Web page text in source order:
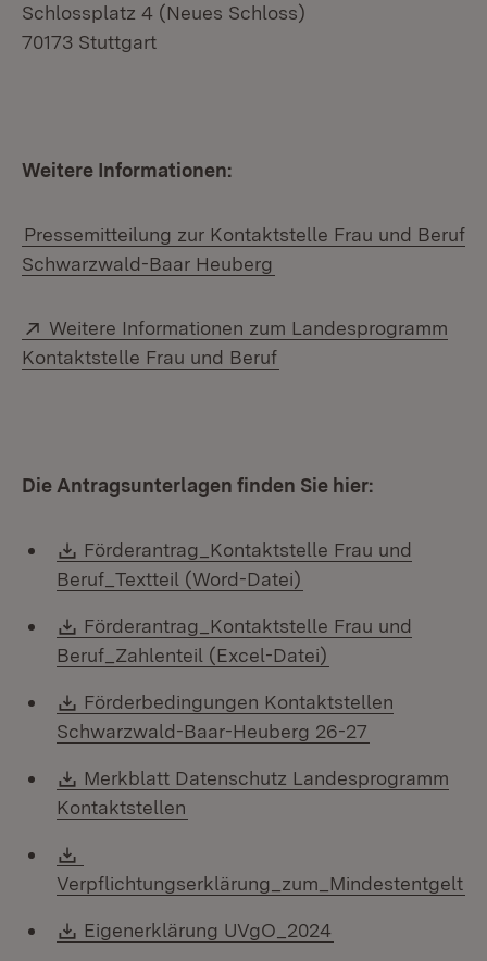
Schlossplatz 4 (Neues Schloss)
70173 Stuttgart
Weitere Informationen:
Pressemitteilung zur Kontaktstelle Frau und Beruf
Schwarzwald-Baar Heuberg
Extern:
Weitere Informationen zum Landesprogramm
Kontaktstelle Frau und Beruf
Die Antragsunterlagen finden Sie hier:
Download:
Förderantrag_Kontaktstelle Frau und
Beruf_Textteil (Word-Datei)
Download:
Förderantrag_Kontaktstelle Frau und
Beruf_Zahlenteil (Excel-Datei)
Download:
Förderbedingungen Kontaktstellen
Schwarzwald-Baar-Heuberg 26-27
Download:
Merkblatt Datenschutz Landesprogramm
Kontaktstellen
Verpflichtungserklärung_zum_Mindestentgelt
Download:
Eigenerklärung UVgO_2024